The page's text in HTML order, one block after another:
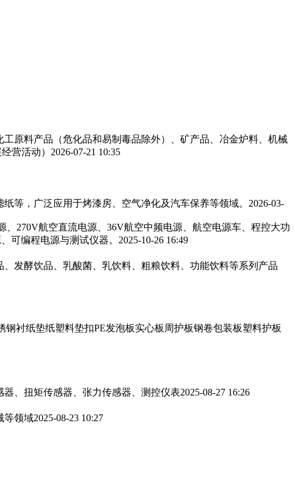
原料产品（危化品和易制毒品除外）、矿产品、冶金炉料、机械
营活动） 2026-07-21 10:35
等，广泛应用于烤漆房、空气净化及汽车保养等领域。‌‌ 2026-03-
270V航空直流电源、36V航空中频电源、航空电源车、程控大功
可编程电源与测试仪器。 2025-10-26 16:49
发酵饮品、乳酸菌、乳饮料、粗粮饮料、功能饮料等系列产品
衬纸垫纸塑料垫扣PE发泡板实心板周护板钢卷包装板塑料护板
、扭矩传感器、张力传感器、测控仪表2025-08-27 16:26
等领域2025-08-23 10:27